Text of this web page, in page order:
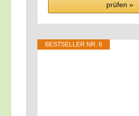
prü­fen »
BEST­SEL­LER NR. 6